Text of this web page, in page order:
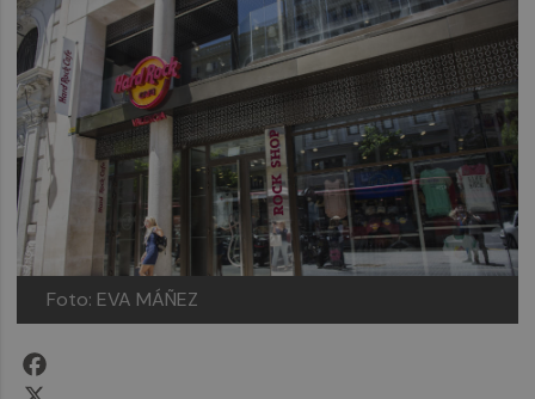
Foto: EVA MÁÑEZ